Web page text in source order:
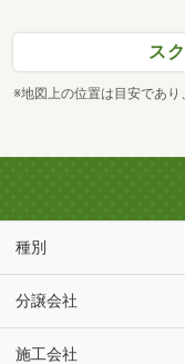
ス
※地図上の位置は目安であり
種別
分譲会社
施工会社